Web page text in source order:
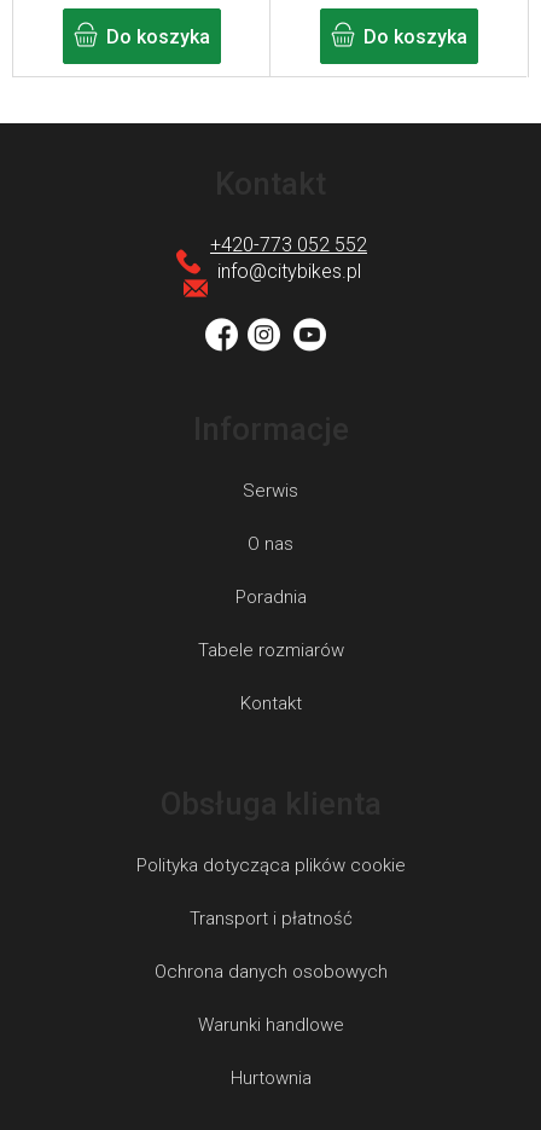
Do koszyka Do koszyka
info@citybikes.pl
+420-773 052 552
Serwis
O nas
Poradnia
Tabele rozmiarów
Kontakt
Polityka dotycząca plików cookie
Transport i płatność
Ochrona danych osobowych
Warunki handlowe
Hurtownia